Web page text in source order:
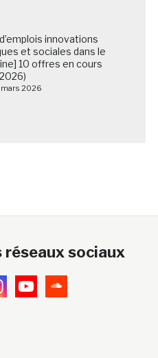
innovations
et sociales dans le
10 offres en cours
mars 2026
réseaux sociaux